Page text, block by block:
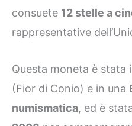
consuete 12 stelle a
rappresentative
Questa moneta è stata
(Fior di Conio) e in una
numismatica, ed è